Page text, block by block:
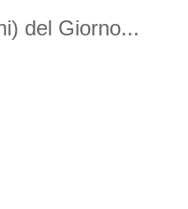
del Giorno...